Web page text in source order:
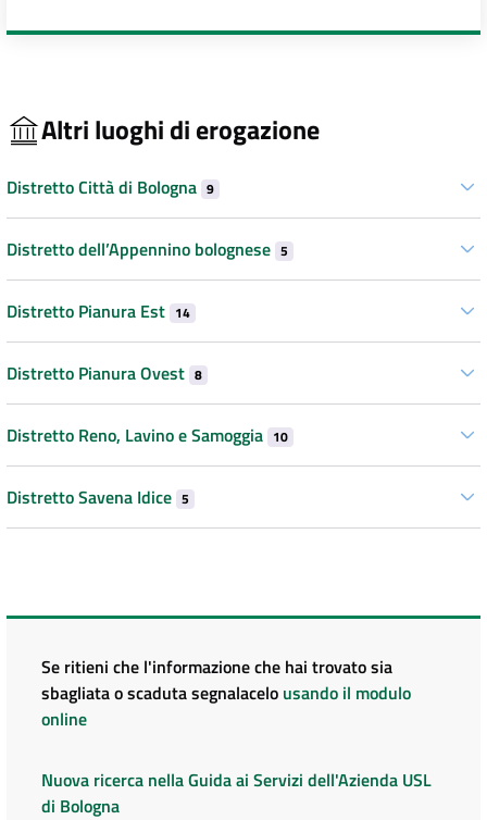
Altri luoghi di erogazione
Distretto Città di Bologna 9
Distretto dell’Appennino bolognese 5
Distretto Pianura Est 14
Distretto Pianura Ovest 8
Distretto Reno, Lavino e Samoggia 10
Distretto Savena Idice 5
Se ritieni che l'informazione che hai trovato sia
sbagliata o scaduta segnalacelo usando il modulo
online
Nuova ricerca nella Guida ai Servizi dell'Azienda USL
di Bologna